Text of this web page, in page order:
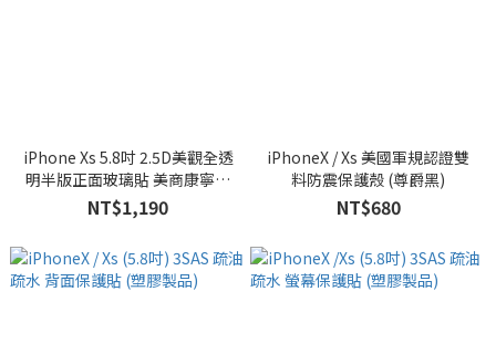
iPhone Xs 5.8吋 2.5D美觀全透
明半版正面玻璃貼 美商康寧公
司授權 (AG2bC)
NT$1,190
iPhoneX / Xs 美國軍規認證雙
料防震保護殼 (尊爵黑)
NT$680